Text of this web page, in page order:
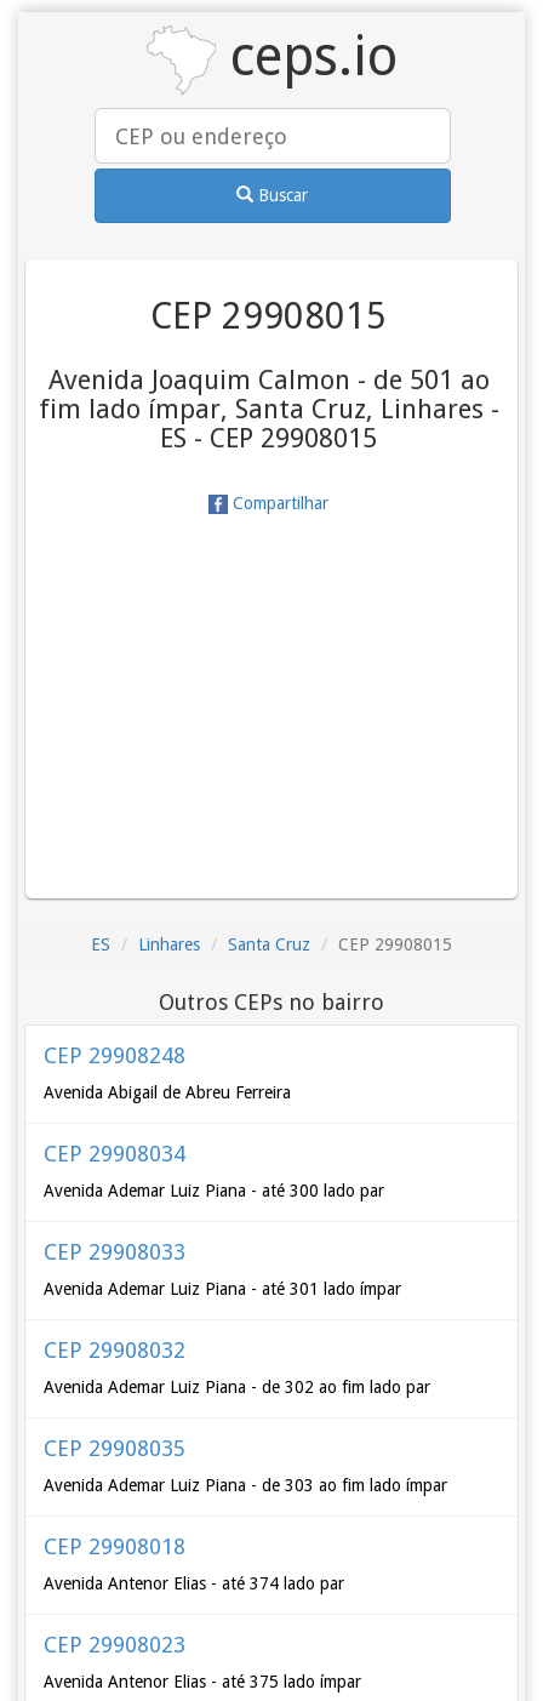
ceps.io
Buscar
CEP 29908015
Avenida Joaquim Calmon - de 501 ao
fim lado ímpar, Santa Cruz, Linhares -
ES - CEP 29908015
Compartilhar
ES Linhares Santa Cruz CEP 29908015
Outros CEPs no bairro
CEP 29908248
Avenida Abigail de Abreu Ferreira
CEP 29908034
Avenida Ademar Luiz Piana - até 300 lado par
CEP 29908033
Avenida Ademar Luiz Piana - até 301 lado ímpar
CEP 29908032
Avenida Ademar Luiz Piana - de 302 ao fim lado par
CEP 29908035
Avenida Ademar Luiz Piana - de 303 ao fim lado ímpar
CEP 29908018
Avenida Antenor Elias - até 374 lado par
CEP 29908023
Avenida Antenor Elias - até 375 lado ímpar